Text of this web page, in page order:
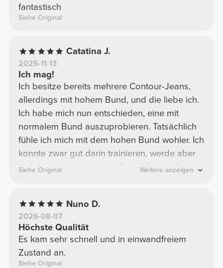
fantastisch
Siehe Original
Catatina J.
2025-11-13
Ich mag!
Ich besitze bereits mehrere Contour-Jeans,
allerdings mit hohem Bund, und die liebe ich.
Ich habe mich nun entschieden, eine mit
normalem Bund auszuprobieren. Tatsächlich
fühle ich mich mit dem hohen Bund wohler. Ich
konnte zwar gut darin trainieren, werde aber
in Zukunft bei der hohen Taille bleiben. Denn
perfekt passt. Mit der hohen Taille wirkt die S
jedoch vorteilhafter. Mit der normalen Taille
sieht die Silhouette bei 61 kg nicht so elegant
aus.
Siehe Original Weitere anzeigen
Nuno D.
2026-08-07
Höchste Qualität
Es kam sehr schnell und in einwandfreiem
Zustand an.
Siehe Original